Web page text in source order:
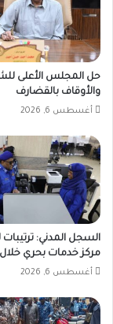
حل المجلس الأعلى
والأوقاف بالقضارف
أغسطس 6, 2026
السجل المدني:
مركز خدمات بحري خلال
أغسطس 6, 2026